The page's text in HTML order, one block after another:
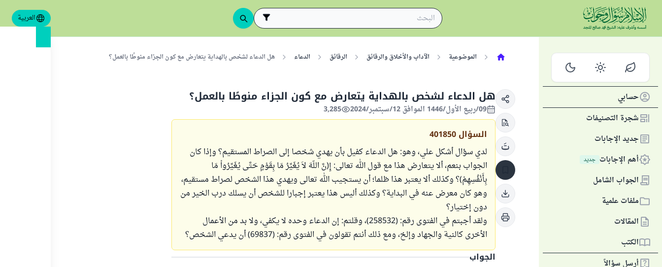
العربية
حسابي
شجرة التصنيفات
جديد الإجابات
أهم الإجابات جديد
الجواب الشامل
ملفات علمية
المقالات
الكتب
أرسل سؤالاً
الموضوعية الآداب والأخلاق والرقائق الرقائق الدعاء هل الدعاء لشخص بالهداية يتعارض مع كون الجزاء منوطًا بالعمل؟
هل الدعاء لشخص بالهداية يتعارض مع كون الجزاء منوطًا بالعمل؟
09/ربيع الأول/1446 الموافق 12/سبتمبر/2024 3,285
السؤال 401850
لدي سؤال أشكل علي، وهو: هل الدعاء كفيل بأن يهدي شخصا إلى الصراط المستقيم؟ وإذا كان
الجواب بنعم، ألا يتعارض هذا مع قول الله تعالى: إِ(نَّ اللّهَ لاَ يُغَيِّرُ مَا بِقَوْمٍ حَتَّى يُغَيِّرُواْ مَا
بِأَنْفُسِهِمْ)؟ وكذلك ألا يعتبر هذا ظلما؛ أن يستجيب الله تعالى ويهدي هذا الشخص لصراط مستقيم،
وهو كان معرض عنه في البداية؟ وكذلك أليس هذا يعتبر إجبارا للشخص أن يسلك درب الخير من
دون إختيار؟
ولقد أجبتم في الفتوى رقم: (258532)، وقلتم: إن الدعاء وحده لا يكفي، ولا بد من الأعمال
الأخرى كالنية والجهاد وإلخ، ومع ذلك أنتم تقولون في الفتوى رقم: (69837) أن يدعي الشخص؟
الجواب